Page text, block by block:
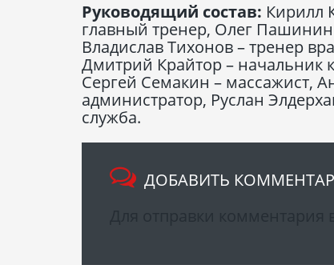
Руководящий состав: Кирилл
главный тренер, Олег
Владислав Тихонов – тренер
Дмитрий Крайтор – начальник
Сергей Семакин – массажист,
администратор, Руслан
служба.
ДОБАВИТЬ